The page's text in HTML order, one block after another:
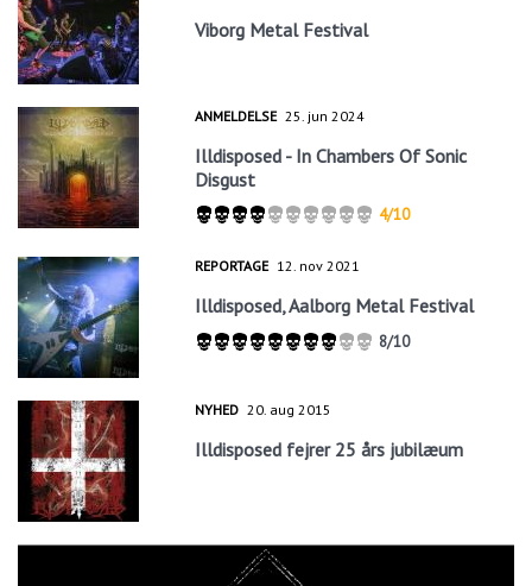
Viborg Metal Festival
ANMELDELSE 25. jun 2024
Illdisposed - In Chambers Of Sonic
Disgust
4/10
REPORTAGE 12. nov 2021
Illdisposed, Aalborg Metal Festival
8/10
NYHED 20. aug 2015
Illdisposed fejrer 25 års jubilæum